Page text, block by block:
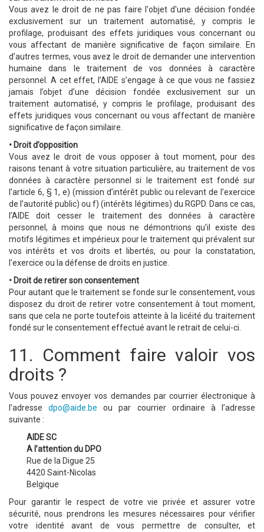
Vous avez le droit de ne pas faire l'objet d'une décision fondée
exclusivement sur un traitement automatisé, y compris le
profilage, produisant des effets juridiques vous concernant ou
vous affectant de manière significative de façon similaire. En
d’autres termes, vous avez le droit de demander une intervention
humaine dans le traitement de vos données à caractère
personnel. A cet effet, l’AIDE s’engage à ce que vous ne fassiez
jamais l’objet d’une décision fondée exclusivement sur un
traitement automatisé, y compris le profilage, produisant des
effets juridiques vous concernant ou vous affectant de manière
significative de façon similaire.
• Droit d’opposition
Vous avez le droit de vous opposer à tout moment, pour des
raisons tenant à votre situation particulière, au traitement de vos
données à caractère personnel si le traitement est fondé sur
l’article 6, § 1, e) (mission d’intérêt public ou relevant de l’exercice
de l’autorité public) ou f) (intérêts légitimes) du RGPD. Dans ce cas,
l’AIDE doit cesser le traitement des données à caractère
personnel, à moins que nous ne démontrions qu'il existe des
motifs légitimes et impérieux pour le traitement qui prévalent sur
vos intérêts et vos droits et libertés, ou pour la constatation,
l'exercice ou la défense de droits en justice.
• Droit de retirer son consentement
Pour autant que le traitement se fonde sur le consentement, vous
disposez du droit de retirer votre consentement à tout moment,
sans que cela ne porte toutefois atteinte à la licéité du traitement
fondé sur le consentement effectué avant le retrait de celui-ci.
11. Comment faire valoir vos
droits ?
Vous pouvez envoyer vos demandes par courrier électronique à
l’adressedpo@aide.be ou par courrier ordinaire à l’adresse
suivante :
AIDE SC
A l’attention du DPO
Rue de la Digue 25
4420 Saint-Nicolas
Belgique
Pour garantir le respect de votre vie privée et assurer votre
sécurité, nous prendrons les mesures nécessaires pour vérifier
votre identité avant de vous permettre de consulter, et